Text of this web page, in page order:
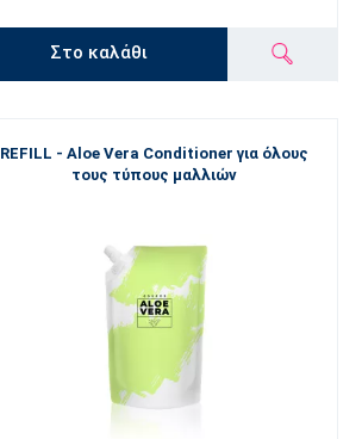
Στο καλάθι
REFILL - Aloe Vera Conditioner για όλους
τους τύπους μαλλιών